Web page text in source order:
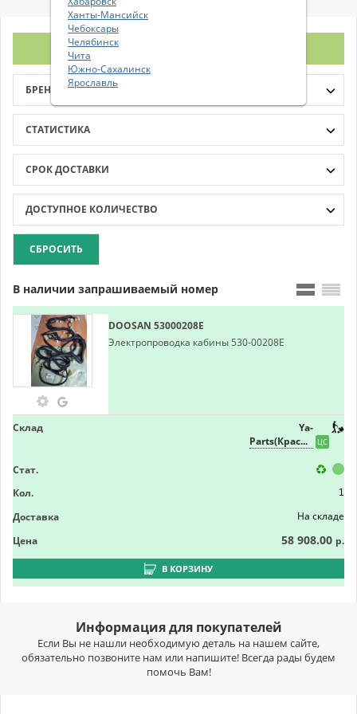
БРЕНД
СТАТИСТИКА
СРОК ДОСТАВКИ
ДОСТУПНОЕ КОЛИЧЕСТВО
СБРОСИТЬ
В наличии запрашиваемый номер
DOOSAN 53000208E
Электропроводка кабины 530-00208E
Склад
Ya-
Parts(Краснодар)
ЦС
Стат.
Кол.
1
Доставка
На складе
Цена
58 908.00 р.
В КОРЗИНУ
Информация для покупателей
Если Вы не нашли необходимую деталь на нашем сайте,
обязательно позвоните нам или напишите! Всегда рады будем
помочь Вам!
Ханты-Мансийск
Чебоксары
Челябинск
Чита
Южно-Сахалинск
Ярославль